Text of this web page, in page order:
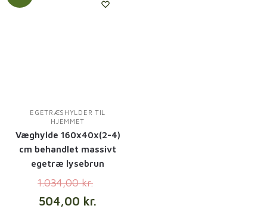
EGETRÆSHYLDER TIL
HJEMMET
Væghylde 160x40x(2-4)
cm behandlet massivt
egetræ lysebrun
1.034,00kr.
504,00 kr.